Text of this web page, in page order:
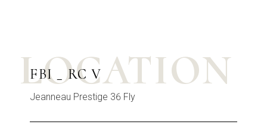
LOCATION
FBI _ RC V
Jeanneau Prestige 36 Fly